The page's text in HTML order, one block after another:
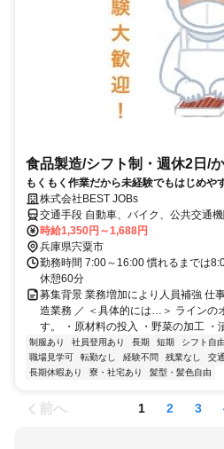
食品製造/シフト制・週休2日/
もくもく作業だから未経験でもはじめや
株式会社BEST JOBs
交通手段 自動車、バイク、公共交通機関など。 佐用
粟、一宮、太子、相生、姫路など 遠方
中！！！ 【最寄り駅】 ・ＪＲ姫新
時給1,350円～1,688円
兵庫県宍粟市
勤務時間 7:00～16:00 慣れるまでは
休憩60分
募集背景 業務増加により人員補強 仕
造業務 ／ ＜具体的には…＞ ラインの
す。 ・原材料の投入 ・野菜の加工 ・
制服あり 社員登用あり 長期 短期 シフト自由
職場見学可
転勤なし 経験不問 残業なし 交
長期休暇あり
寮・社宅あり 髪型・髪色自由
前へ 1 2 3